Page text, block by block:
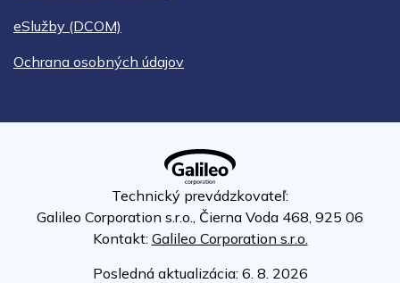
eSlužby (DCOM)
Ochrana osobných údajov
Technický prevádzkovateľ:
Galileo Corporation s.r.o., Čierna Voda 468, 925 06
Kontakt: Galileo Corporation s.r.o.
Posledná aktualizácia: 6. 8. 2026